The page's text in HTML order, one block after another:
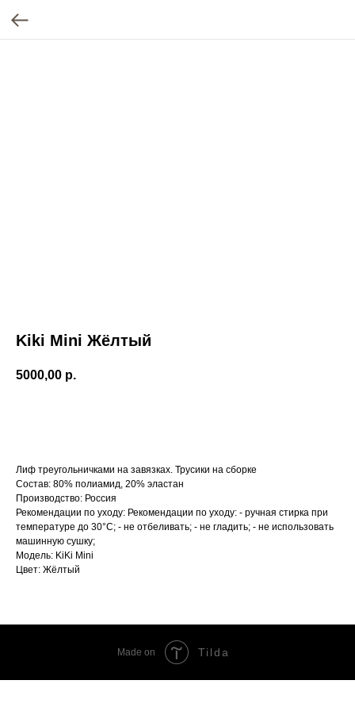
Kiki Mini Жёлтый
5000,00 р.
Лиф треугольничками на завязках. Трусики на сборке
Состав: 80% полиамид, 20% эластан
Производство: Россия
Рекомендации по уходу: Рекомендации по уходу: - ручная стирка при
температуре до 30°C; - не отбеливать; - не гладить; - не использовать
машинную сушку;
Модель: KiKi Mini
Цвет: Жёлтый
Made on Tilda